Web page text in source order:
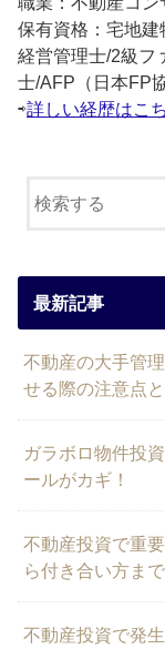
保有資格：宅地
経営管理士/2級フ
士/AFP（日本FP
⇨詳しい経歴はこ
最新記事
不動産の大手管
せる際の注意点
ガラボロ物件投
ールがカギ！
不動産投資で重
ら付き合い方ま
不動産投資で発